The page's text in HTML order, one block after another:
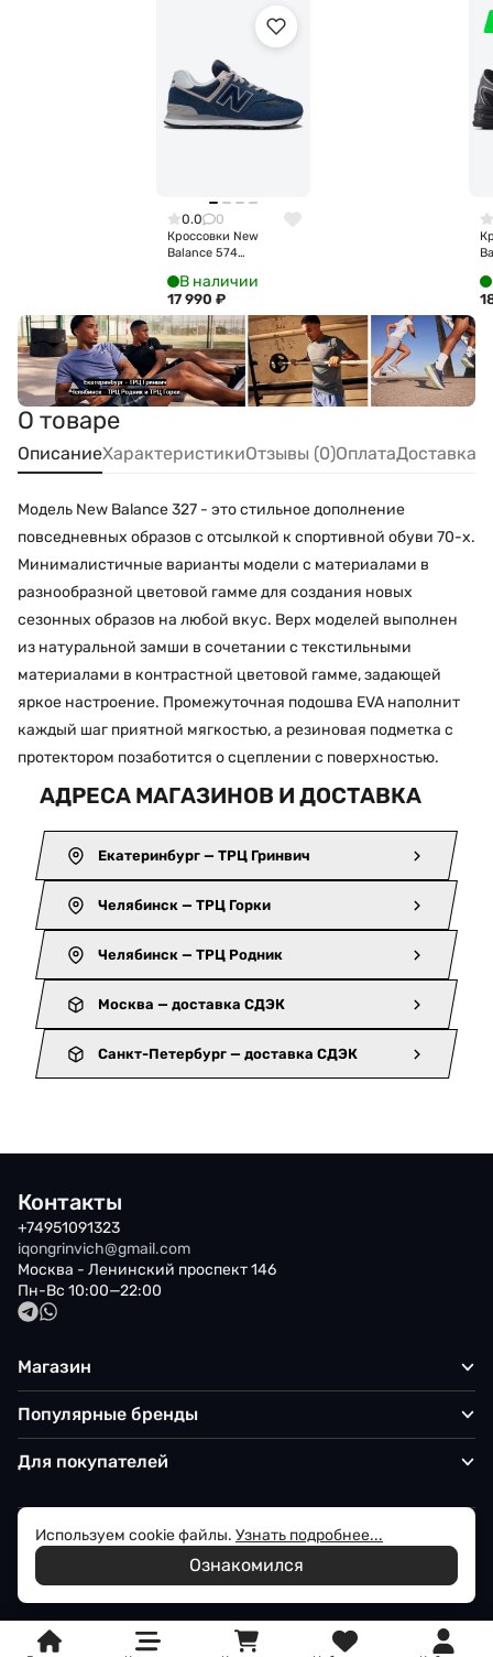
0.0 0
Кроссовки New
Balance 574
В наличии
17 990 ₽
О товаре
ОписаниеХарактеристикиОтзывы (0)ОплатаДоставка
Модель New Balance 327 - это стильное дополнение
повседневных образов с отсылкой к спортивной обуви 70-х.
Минималистичные варианты модели с материалами в
разнообразной цветовой гамме для создания новых
сезонных образов на любой вкус. Верх моделей выполнен
из натуральной замши в сочетании с текстильными
материалами в контрастной цветовой гамме, задающей
яркое настроение. Промежуточная подошва EVA наполнит
каждый шаг приятной мягкостью, а резиновая подметка с
протектором позаботится о сцеплении с поверхностью.
АДРЕСА МАГАЗИНОВ И ДОСТАВКА
Екатеринбург — ТРЦ Гринвич
Челябинск — ТРЦ Горки
Челябинск — ТРЦ Родник
Москва — доставка СДЭК
Санкт-Петербург — доставка СДЭК
Контакты
+74951091323
iqongrinvich@gmail.com
Москва - Ленинский проспект 146
Пн-Вс 10:00—22:00
Магазин
Популярные бренды
Для покупателей
© 2026 Iqon - Магазин вашего стиля
Политика обработки персональных данных
Используем cookie файлы. Узнать подробнее...
Ознакомился